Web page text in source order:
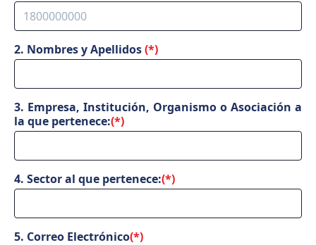
2. Nombres y Apellidos(*)
3. Empresa, Institución, Organismo o Asociación a
la que pertenece:(*)
4. Sector al que pertenece:(*)
5. Correo Electrónico(*)